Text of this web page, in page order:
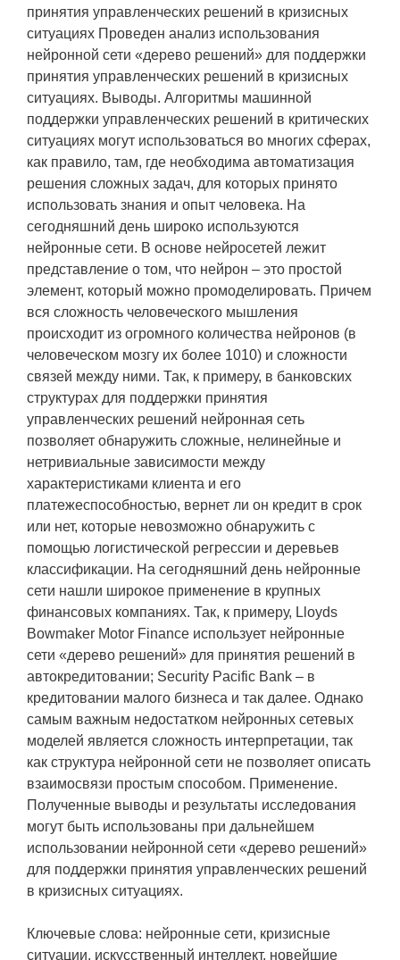
принятия управленческих решений в кризисных
ситуациях Проведен анализ использования
нейронной сети «дерево решений» для поддержки
принятия управленческих решений в кризисных
ситуациях. Выводы. Алгоритмы машинной
поддержки управленческих решений в критических
ситуациях могут использоваться во многих сферах,
как правило, там, где необходима автоматизация
решения сложных задач, для которых принято
использовать знания и опыт человека. На
сегодняшний день широко используются
нейронные сети. В основе нейросетей лежит
представление о том, что нейрон – это простой
элемент, который можно промоделировать. Причем
вся сложность человеческого мышления
происходит из огромного количества нейронов (в
человеческом мозгу их более 1010) и сложности
связей между ними. Так, к примеру, в банковских
структурах для поддержки принятия
управленческих решений нейронная сеть
позволяет обнаружить сложные, нелинейные и
нетривиальные зависимости между
характеристиками клиента и его
платежеспособностью, вернет ли он кредит в срок
или нет, которые невозможно обнаружить с
помощью логистической регрессии и деревьев
классификации. На сегодняшний день нейронные
сети нашли широкое применение в крупных
финансовых компаниях. Так, к примеру, Lloyds
Bowmaker Motor Finance использует нейронные
сети «дерево решений» для принятия решений в
автокредитовании; Security Pacific Bank – в
кредитовании малого бизнеса и так далее. Однако
самым важным недостатком нейронных сетевых
моделей является сложность интерпретации, так
как структура нейронной сети не позволяет описать
взаимосвязи простым способом. Применение.
Полученные выводы и результаты исследования
могут быть использованы при дальнейшем
использовании нейронной сети «дерево решений»
для поддержки принятия управленческих решений
в кризисных ситуациях.
Ключевые слова: нейронные сети, кризисные
ситуации, искусственный интеллект, новейшие